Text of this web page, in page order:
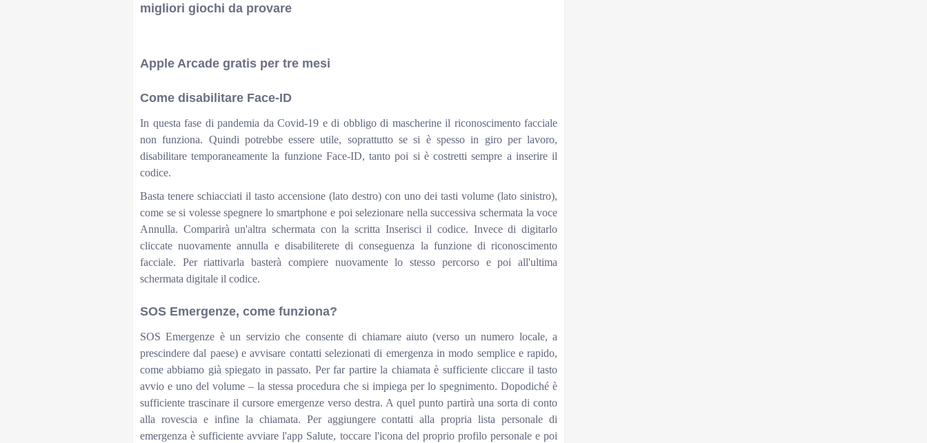
migliori giochi da provare
Apple Arcade gratis per tre mesi
Come disabilitare Face-ID
In questa fase di pandemia da Covid-19 e di obbligo di mascherine il riconoscimento facciale
non funziona. Quindi potrebbe essere utile, soprattutto se si è spesso in giro per lavoro,
disabilitare temporaneamente la funzione Face-ID, tanto poi si è costretti sempre a inserire il
codice.
Basta tenere schiacciati il tasto accensione (lato destro) con uno dei tasti volume (lato sinistro),
come se si volesse spegnere lo smartphone e poi selezionare nella successiva schermata la voce
Annulla. Comparirà un'altra schermata con la scritta Inserisci il codice. Invece di digitarlo
cliccate nuovamente annulla e disabiliterete di conseguenza la funzione di riconoscimento
facciale. Per riattivarla basterà compiere nuovamente lo stesso percorso e poi all'ultima
schermata digitale il codice.
SOS Emergenze, come funziona?
SOS Emergenze è un servizio che consente di chiamare aiuto (verso un numero locale, a
prescindere dal paese) e avvisare contatti selezionati di emergenza in modo semplice e rapido,
come abbiamo già spiegato in passato. Per far partire la chiamata è sufficiente cliccare il tasto
avvio e uno del volume – la stessa procedura che si impiega per lo spegnimento. Dopodiché è
sufficiente trascinare il cursore emergenze verso destra. A quel punto partirà una sorta di conto
alla rovescia e infine la chiamata. Per aggiungere contatti alla propria lista personale di
emergenza è sufficiente avviare l'app Salute, toccare l'icona del proprio profilo personale e poi